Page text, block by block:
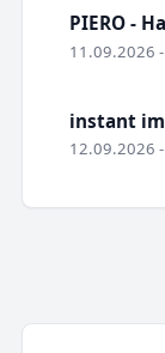
PIERO -
11.09.2026
instant
12.09.2026